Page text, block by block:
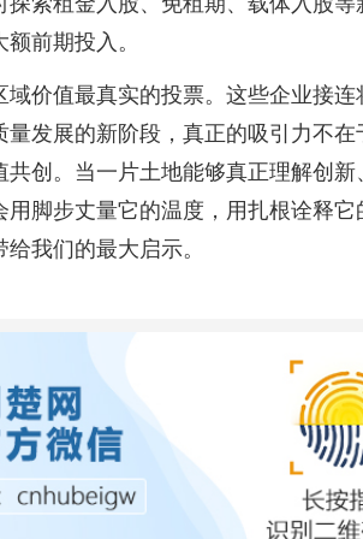
前期投入。
价值最真实的投票。这些企业接连
发展的新阶段，真正的吸引力不在
创。当一片土地能够真正理解创新
脚步丈量它的温度，用扎根诠释它
我们的最大启示。